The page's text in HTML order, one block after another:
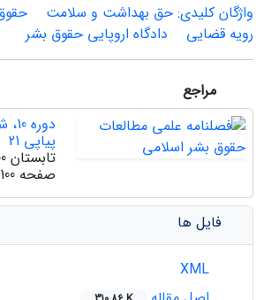
واژگان کلیدی: حق بهداشت و سلامت
رویه قضایی
دادگاه اروپایی حقوق بشر
مراجع
پیاپی 21
تابستان 1400
صفحه
فایل ها